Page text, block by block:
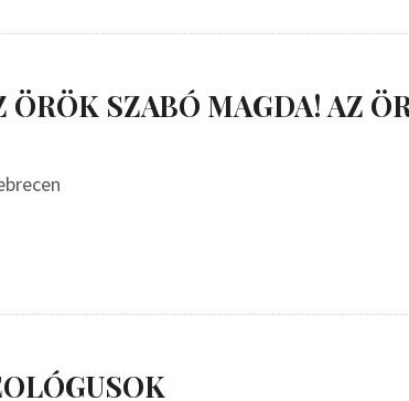
ÖRÖK SZABÓ MAGDA! AZ